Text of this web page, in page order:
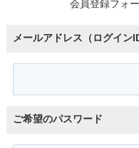
会員登録フォ
メールアドレス（ログイン
ご希望のパスワード